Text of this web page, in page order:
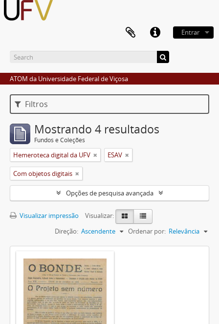
Entrar
ATOM da Universidade Federal de Viçosa
Filtros
Mostrando 4 resultados
Fundos e Coleções
Hemeroteca digital da UFV ESAV
Com objetos digitais
Opções de pesquisa avançada
Visualizar impressão
Visualizar:
Ordenar por: Relevância
Direção: Ascendente